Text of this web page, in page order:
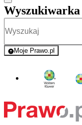
Wyszukiwarka
Moje Prawo.pl
- rejestracja i